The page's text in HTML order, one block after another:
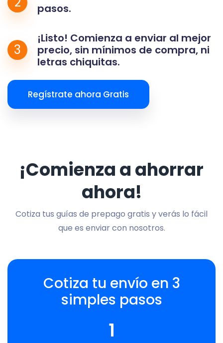
pasos.
3
¡Listo! Comienza a enviar al mejor
precio, sin mínimos de compra, ni
letras chiquitas.
Regístrate ahora Gratis
¡Comienza a ahorrar
ahora!
Cotiza tus guías de prepago gratis y verás lo fácil
que es enviar con nosotros.
Cotiza tu envío en 3
simples pasos
1